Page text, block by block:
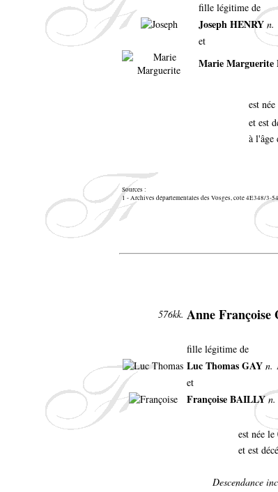
fille légitime de
Joseph HENRY n.
et
Marie Marguerite
est
et est
à l'âge
Sources :
1 - Archives départementales des Vosges, cote 4E348/3-
576kk. Anne Françoise
fille légitime de
Luc Thomas GAY n.
et
Françoise BAILLY
est née
et est
Descendance